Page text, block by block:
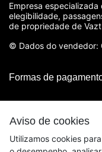
Aviso de cookies
Utilizamos cookies
Empresa
elegibilidade,
de propriedade de
© Dados do
Formas de